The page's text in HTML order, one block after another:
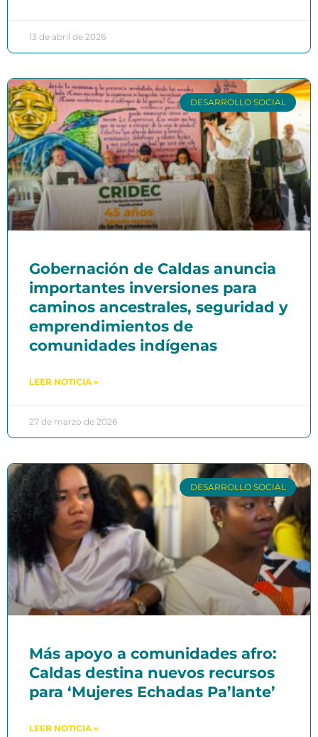
13 de abril de 2026
DESARROLLO SOCIAL
Gobernación de Caldas anuncia
importantes inversiones para
caminos ancestrales, seguridad y
emprendimientos de
comunidades indígenas
LEER NOTICIA »
27 de marzo de 2026
DESARROLLO SOCIAL
Más apoyo a comunidades afro:
Caldas destina nuevos recursos
para ‘Mujeres Echadas Pa’lante’
LEER NOTICIA »